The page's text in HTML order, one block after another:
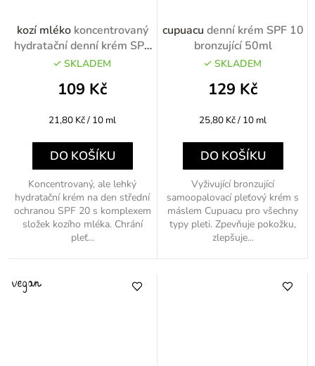
kozí mléko koncentrovaný
hydratační denní krém SPF
20 50ml
SKLADEM
109 Kč
Měrná
21,80 Kč / 10 ml
DO KOŠÍKU
Koncentrovaný, ale lehký
hydratační krém na den střední
ochranou SPF 20 s komplexem
složek kozího mléka. Chrání
pleť...
cupuacu denní krém SPF 10
bronzující 50ml
SKLADEM
129 Kč
Měrná
25,80 Kč / 10 ml
DO KOŠÍKU
Vyživující bronzující
samoopalovací pleťový krém s
máslem Cupuacu pro všechny
typy pleti. Zpevňuje pokožku,
zlepšuje...